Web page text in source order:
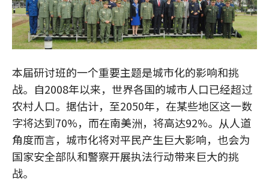
本届研讨班的一个重要主题是城市化的影响和挑
战。自2008年以来，世界各国的城市人口已经超过
农村人口。据估计，至2050年，在某些地区这一数
字将达到70%，而在南美洲，将高达92%。从人道
角度而言，城市化将对平民产生巨大影响，也会为
国家安全部队和警察开展执法行动带来巨大的挑
战。